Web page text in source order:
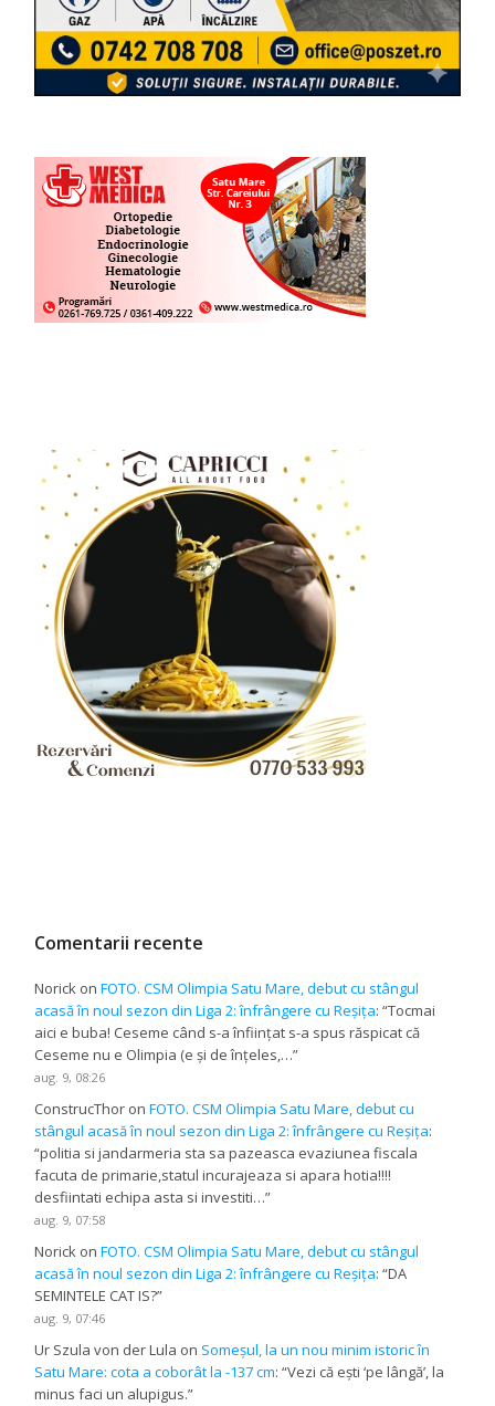
Comentarii recente
Norick onFOTO. CSM Olimpia Satu Mare, debut cu stângul
acasă în noul sezon din Liga 2: înfrângere cu Reșița: “Tocmai
aici e buba! Ceseme când s-a înființat s-a spus răspicat că
Ceseme nu e Olimpia (e și de înțeles,…”
aug. 9, 08:26
ConstrucThor onFOTO. CSM Olimpia Satu Mare, debut cu
stângul acasă în noul sezon din Liga 2: înfrângere cu Reșița:
“politia si jandarmeria sta sa pazeasca evaziunea fiscala
facuta de primarie,statul incurajeaza si apara hotia!!!!
desfiintati echipa asta si investiti…”
aug. 9, 07:58
Norick onFOTO. CSM Olimpia Satu Mare, debut cu stângul
acasă în noul sezon din Liga 2: înfrângere cu Reșița: “DA
SEMINTELE CAT IS?”
aug. 9, 07:46
Ur Szula von der Lula on Someșul, la un nou minim istoric în
Satu Mare: cota a coborât la -137 cm: “Vezi că ești ‘pe lângă’, la
minus faci un alupigus.”